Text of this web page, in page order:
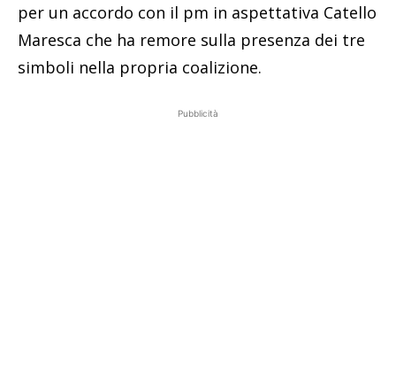
per un accordo con il pm in aspettativa Catello
Maresca che ha remore sulla presenza dei tre
simboli nella propria coalizione.
Pubblicità